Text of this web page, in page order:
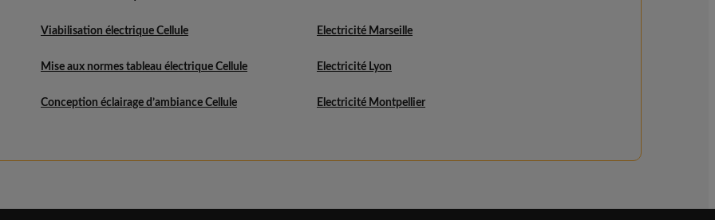
Viabilisation électrique Cellule
Mise aux normes tableau électrique Cellule
Conception éclairage d’ambiance Cellule
Electricité Marseille
Electricité Lyon
Electricité Montpellier